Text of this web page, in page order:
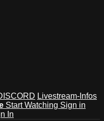
Livestream-Infos
Start Watching Sign in
In